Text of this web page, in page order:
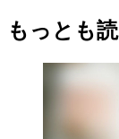
もっとも